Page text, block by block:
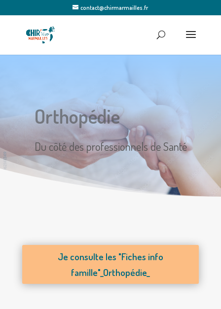
contact@chirmarmailles.fr
Orthopédie
Du côté des professionnels de Santé
Je consulte les "Fiches info
famille"_Orthopédie_